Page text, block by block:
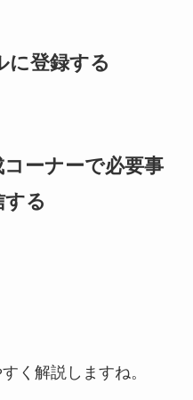
に登録する
ーナーで必要事
る
く解説しますね。